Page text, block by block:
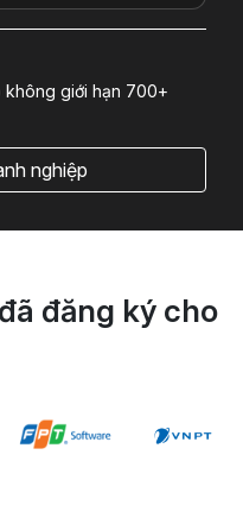
không giới hạn 700+
nghiệp
đăng ký cho